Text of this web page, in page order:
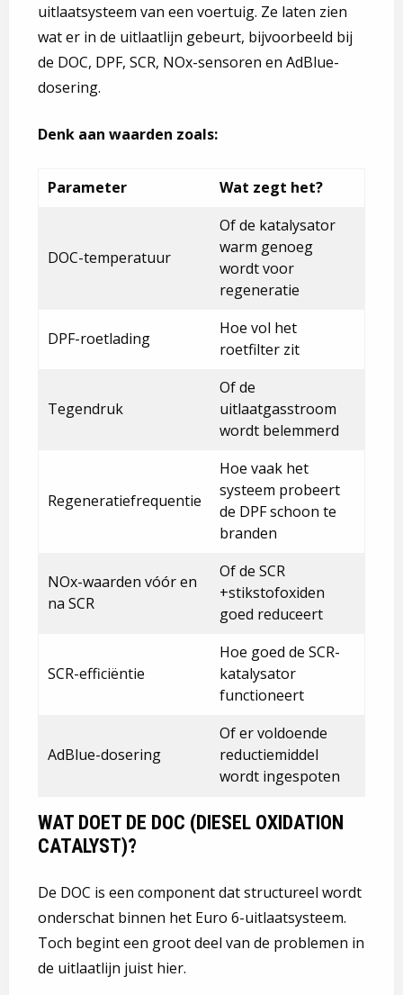
uitlaatsysteem van een voertuig. Ze laten zien
wat er in de uitlaatlijn gebeurt, bijvoorbeeld bij
de DOC, DPF, SCR, NOx-sensoren en AdBlue-
dosering.
Denk aan waarden zoals:
Parameter Wat zegt het?
DOC-temperatuur
Of de katalysator
warm genoeg
wordt voor
regeneratie
DPF-roetlading
Hoe vol het
roetfilter zit
Tegendruk
Of de
uitlaatgasstroom
wordt belemmerd
Regeneratiefrequentie
Hoe vaak het
systeem probeert
de DPF schoon te
branden
NOx-waarden vóór en
na SCR
Of de SCR
+stikstofoxiden
goed reduceert
SCR-efficiëntie
Hoe goed de SCR-
katalysator
functioneert
AdBlue-dosering
Of er voldoende
reductiemiddel
wordt ingespoten
WAT DOET DE DOC (DIESEL OXIDATION
CATALYST)?
De DOC is een component dat structureel wordt
onderschat binnen het Euro 6-uitlaatsysteem.
Toch begint een groot deel van de problemen in
de uitlaatlijn juist hier.